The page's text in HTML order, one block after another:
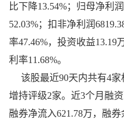
比下降13.54%；归母净利
52.03%；扣非净利润
率47.46%，投资收益13.19
利率11.68%。
该股最近90天内共有4家
增持评级2家。近3个月融
融券净流入621.78万，融